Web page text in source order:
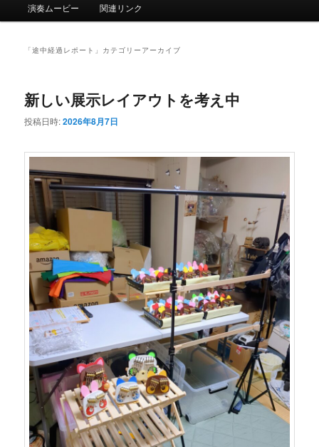
メ
演奏ムービー 関連リンク
「途中経過レポート 」カテゴリーアーカイブ
新しい展示レイアウトを考え中
投稿日時:2026年8月7日